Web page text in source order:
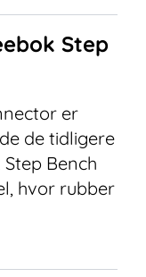
Step
er
de tidligere
Bench
hvor rubber